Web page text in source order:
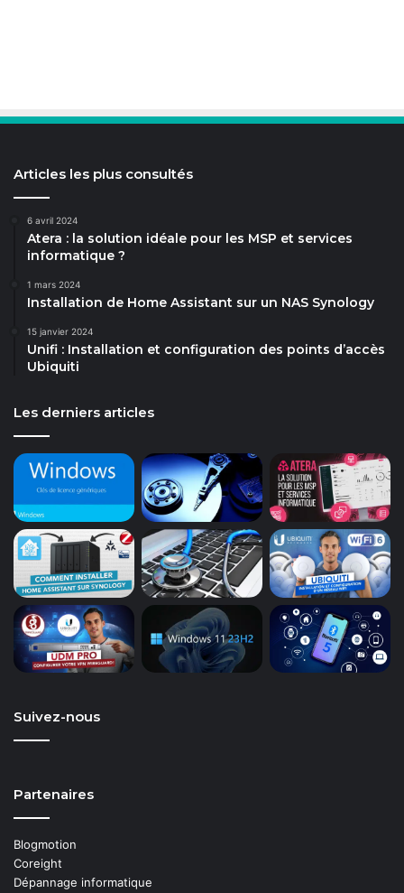
Articles les plus consultés
6 avril 2024
Atera : la solution idéale pour les MSP et services
informatique ?
1 mars 2024
Installation de Home Assistant sur un NAS Synology
15 janvier 2024
Unifi : Installation et configuration des points d’accès
Ubiquiti
Les derniers articles
Suivez-nous
Partenaires
Blogmotion
Coreight
Dépannage informatique